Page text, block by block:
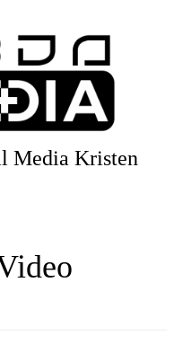
Media Kristen